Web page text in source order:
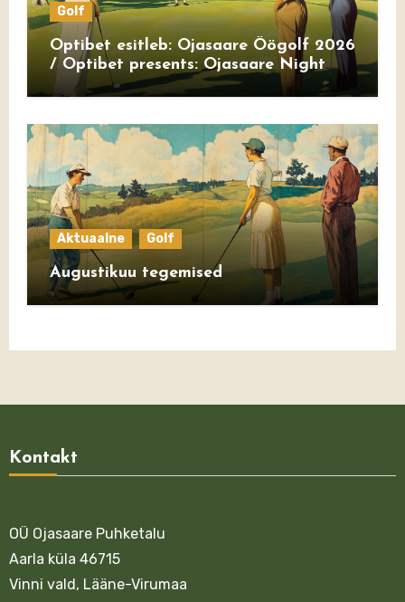
Golf
Optibet esitleb: Ojasaare Öögolf 2026
/ Optibet presents: Ojasaare Night
Golf 2026
Aktuaalne Golf
Augustikuu tegemised
Kontakt
OÜ Ojasaare Puhketalu
Aarla küla 46715
Vinni vald, Lääne-Virumaa